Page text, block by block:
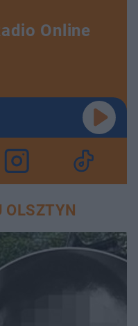
Online
OLSZTYN